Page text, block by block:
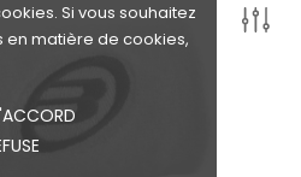
Si vous souhaitez
matière de cookies,